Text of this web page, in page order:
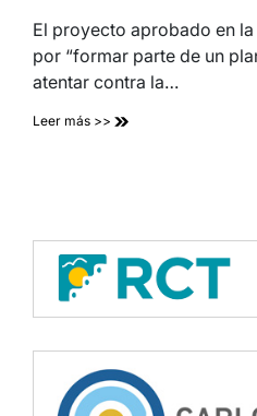
El proyecto aprobado en
por “formar parte de un
atentar contra la…
Leer más >>